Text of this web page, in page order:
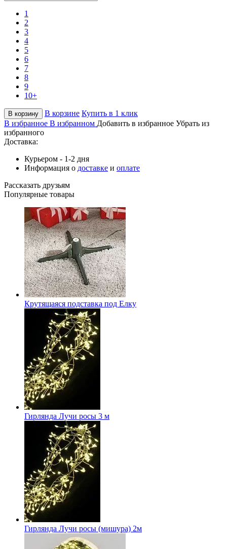
1
2
3
4
5
6
7
8
9
10+
В корзину В корзине Купить в 1 клик
В избранное В избранном Добавить в избранное Убрать из
избранного
Доставка:
Курьером - 1-2 дня
Информация о доставке и оплате
Рассказать друзьям
Популярные товары
Крутящаяся подставка под Елку
Гирлянда Лучи росы 3 м
Гирлянда Лучи росы (мишура) 2м